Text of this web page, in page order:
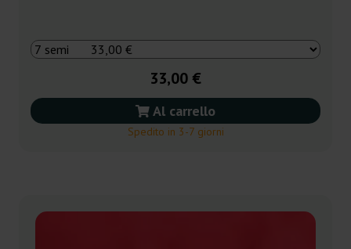
33,00 €
Al carrello
Spedito in 3-7 giorni